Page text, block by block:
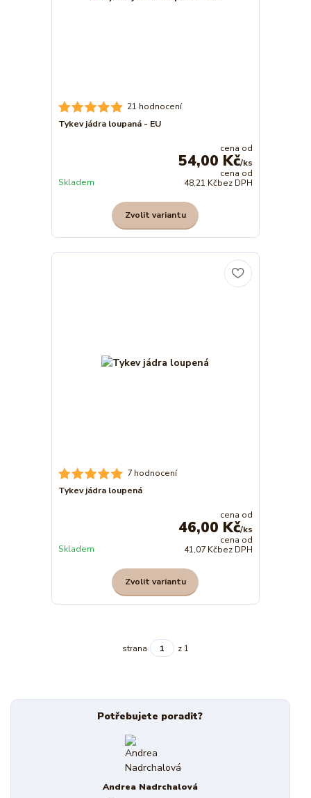
21 hodnocení
Tykev jádra loupaná - EU
cena od
54,00 Kč/ks
cena od
48,21 Kčbez DPH
Skladem
Zvolit variantu
7 hodnocení
Tykev jádra loupená
cena od
46,00 Kč/ks
cena od
41,07 Kčbez DPH
Skladem
Zvolit variantu
strana z 1
Potřebujete poradit?
Andrea Nadrchalová